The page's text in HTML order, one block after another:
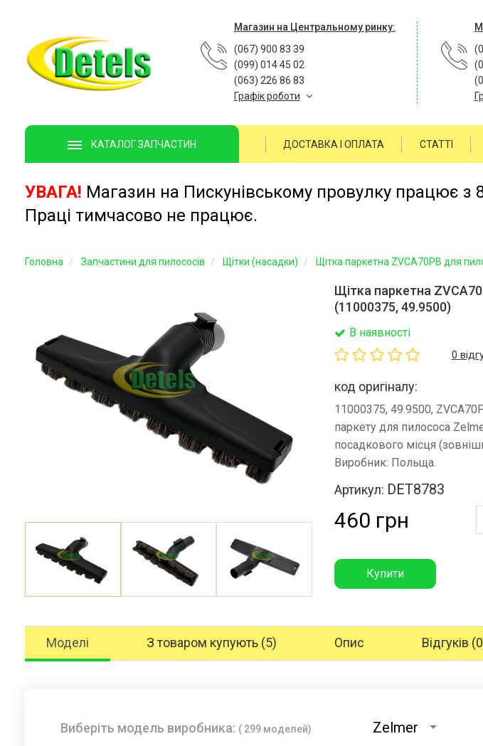
Магазин на Центральному ринку:
(067) 900 83 39
(099) 014 45 02
(063) 226 86 83
Графік роботи
КАТАЛОГ ЗАПЧАСТИН ДОСТАВКА І ОПЛАТА СТАТТІ
УВАГА! Магазин на Пискунівському провулку працює з
Праці тимчасово не працює.
Головна Запчастини для пилососів Щітки (насадки) Щітка паркетна ZVCA70PB для
Щітка паркетна
(11000375, 49.9500)
В наявності
0
код оригіналу:
11000375, 49.9500,
паркету для пилососа
посадкового місця
Виробник: Польща.
Артикул: DET8783
460 грн
Купити
Моделі З товаром купують (5) Опис Відгуків
Виберіть модель виробника: ( 299 моделей) Zelmer